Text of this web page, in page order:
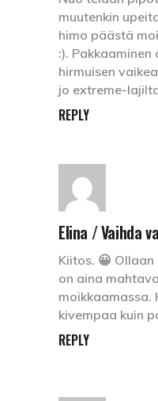
muutenkin
himo päästä
:).
hirmuisen
jo extreme-
REPLY
Elina / Vaihda
Kiitos. 😀
on aina
moikkaamassa.
kivempaa kuin
REPLY